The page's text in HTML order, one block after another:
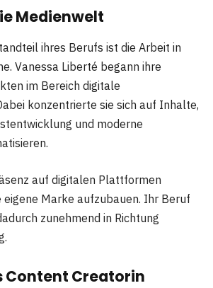
Medienwelt
ihres Berufs ist die Arbeit in
Vanessa Liberté begann ihre
im Bereich digitale
konzentrierte sie sich auf Inhalte,
und moderne
auf digitalen Plattformen
eigene Marke aufzubauen. Ihr Beruf
zunehmend in Richtung
Content Creatorin